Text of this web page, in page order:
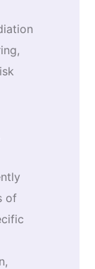
of